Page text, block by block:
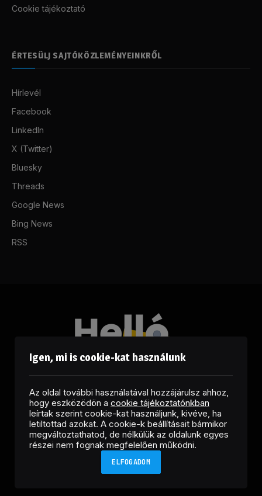
Cookie tájékoztató
ÉRTESÜLJ SAJTÓKÖZLEMÉNYEINKRŐL
Hírlevél
Facebook
LinkedIn
X (Twitter)
Bluesky
Threads
Google News
Bing News
RSS
FacebookLinkedInX
(Twitter)
RSS
Igen, mi is cookie-kat használunk
Az oldal további használatával hozzájárulsz ahhoz,
hogy eszközödön a cookie tájékoztatónkban
leírtak szerint cookie-kat használjunk, kivéve, ha
letiltottad azokat. A cookie-k beállításait bármikor
megváltoztathatod, de nélkülük az oldalunk egyes
részei nem fognak megfelelően működni.
ELFOGADOM